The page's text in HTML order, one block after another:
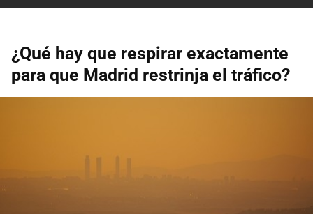
¿Qué hay que respirar exactamente
para que Madrid restrinja el tráfico?